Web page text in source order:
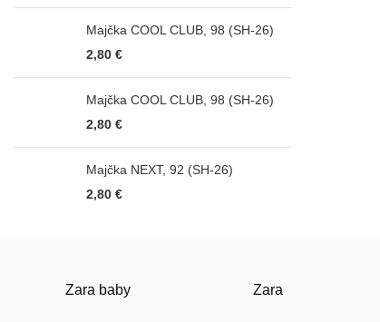
ORANŽNA 2
PEPERMINT
PISANO
Majčka COOL CLUB, 98 (SH-26)
2,80 €
Majčka COOL CLUB, 98 (SH-26)
2,80 €
Majčka NEXT, 92 (SH-26)
2,80 €
Zara baby Zara